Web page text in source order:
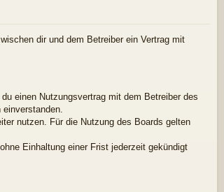
n
dir und dem Betreiber ein Vertrag mit
einen Nutzungsvertrag mit dem Betreiber des
einverstanden.
nutzen. Für die Nutzung des Boards gelten
Einhaltung einer Frist jederzeit gekündigt